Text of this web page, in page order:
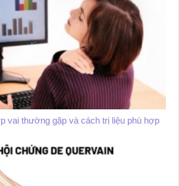
vai thường gặp và cách trị liệu phù hợp